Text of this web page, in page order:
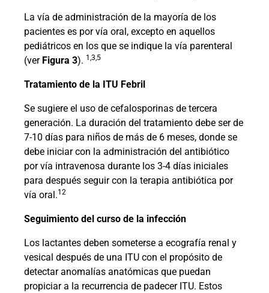
La vía de administración de la mayoría de los
pacientes es por vía oral, excepto en aquellos
pediátricos en los que se indique la vía parenteral
(ver Figura 3). 1,3,5
Tratamiento de la ITU Febril
Se sugiere el uso de cefalosporinas de tercera
generación. La duración del tratamiento debe ser de
7-10 días para niños de más de 6 meses, donde se
debe iniciar con la administración del antibiótico
por vía intravenosa durante los 3-4 días iniciales
para después seguir con la terapia antibiótica por
vía oral.12
Seguimiento del curso de la infección
Los lactantes deben someterse a ecografía renal y
vesical después de una ITU con el propósito de
detectar anomalías anatómicas que puedan
propiciar a la recurrencia de padecer ITU. Estos